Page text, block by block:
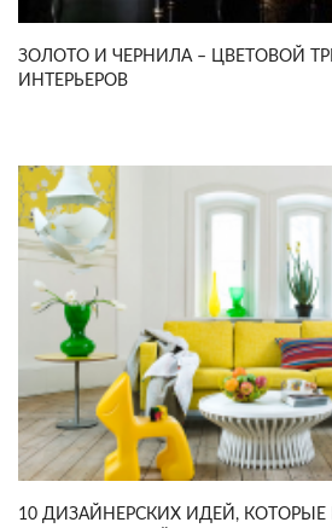
ЗОЛОТО И ЧЕРНИЛА – ЦВЕТОВОЙ
ИНТЕРЬЕРОВ
10 ДИЗАЙНЕРСКИХ ИДЕЙ, КОТОРЫЕ